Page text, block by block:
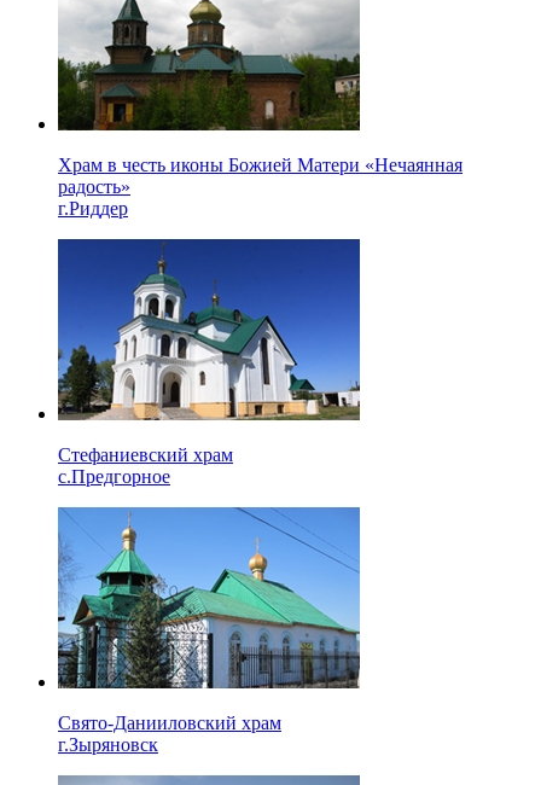
Храм в честь иконы Божией Матери «Нечаянная
радость»
г.Риддер
Стефаниевский храм
с.Предгорное
Свято-Данииловский храм
г.Зыряновск